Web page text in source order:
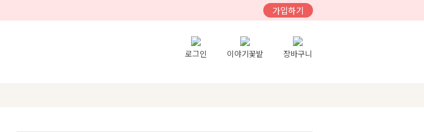
가입하기
로그인 이야기꽃밭 장바구니